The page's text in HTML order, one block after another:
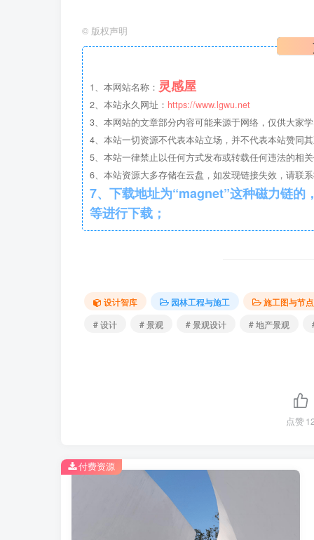
目录
© 版权声明
1、本网站名称： 灵感屋
2、本站永久网址： https://www.lgwu.net
3、本网站的文章部分内容可能来源于网络，仅供大家
4、本站一切资源不代表本站立场，并不代表本站赞同
5、本站一律禁止以任何方式发布或转载任何违法的相
6、本站资源大多存储在云盘，如发现链接失效，请联
7、下载地址为“magnet”这种磁力链的，请复
等进行下载；
设计智库 园林工程与施工
施工图与节
# 设计
# 景观 # 景观设计 # 地产景观
点赞
付费资源